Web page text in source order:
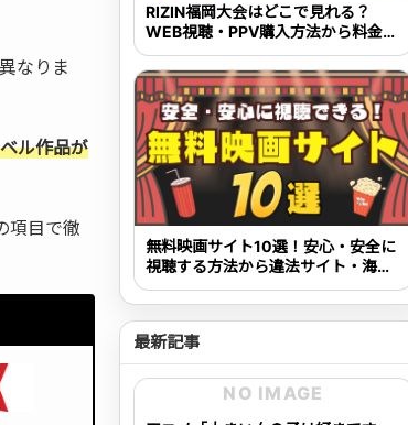
なりま
ル作品が
項目で徹
RIZIN福岡大会はどこで見れる？
WEB視聴・PPV購入方法から料金・
大会概要まで解説【2026年最新】
無料映画サイト10選！安心・安全に
視聴する方法から違法サイト・海賊
版の見分け方も解説
最新記事
NO IMAGE